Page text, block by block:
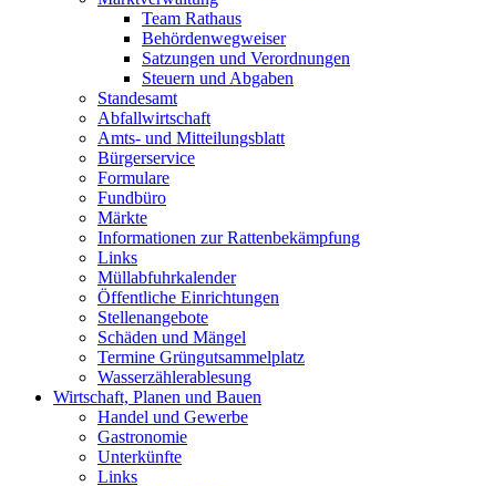
Team Rathaus
Behördenwegweiser
Satzungen und Verordnungen
Steuern und Abgaben
Standesamt
Abfallwirtschaft
Amts- und Mitteilungsblatt
Bürgerservice
Formulare
Fundbüro
Märkte
Informationen zur Rattenbekämpfung
Links
Müllabfuhrkalender
Öffentliche Einrichtungen
Stellenangebote
Schäden und Mängel
Termine Grüngutsammelplatz
Wasserzählerablesung
Wirtschaft, Planen und Bauen
Handel und Gewerbe
Gastronomie
Unterkünfte
Links